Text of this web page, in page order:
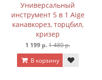
Универсальный
инструмент 5 в 1 Aige
канавкорез, торцбил,
кризер
1 199 р.1 480 р.
В корзину